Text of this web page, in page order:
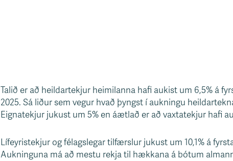
Talið er að heildartekjur heimilanna hafi aukist um 6,5% á
2025. Sá liður sem vegur hvað þyngst í aukningu
Eignatekjur jukust um 5% en áætlað er að vaxtatekjur hafi
Lífeyristekjur og félagslegar tilfærslur jukust um 10,1% á
Aukninguna má að mestu rekja til hækkana á bótum